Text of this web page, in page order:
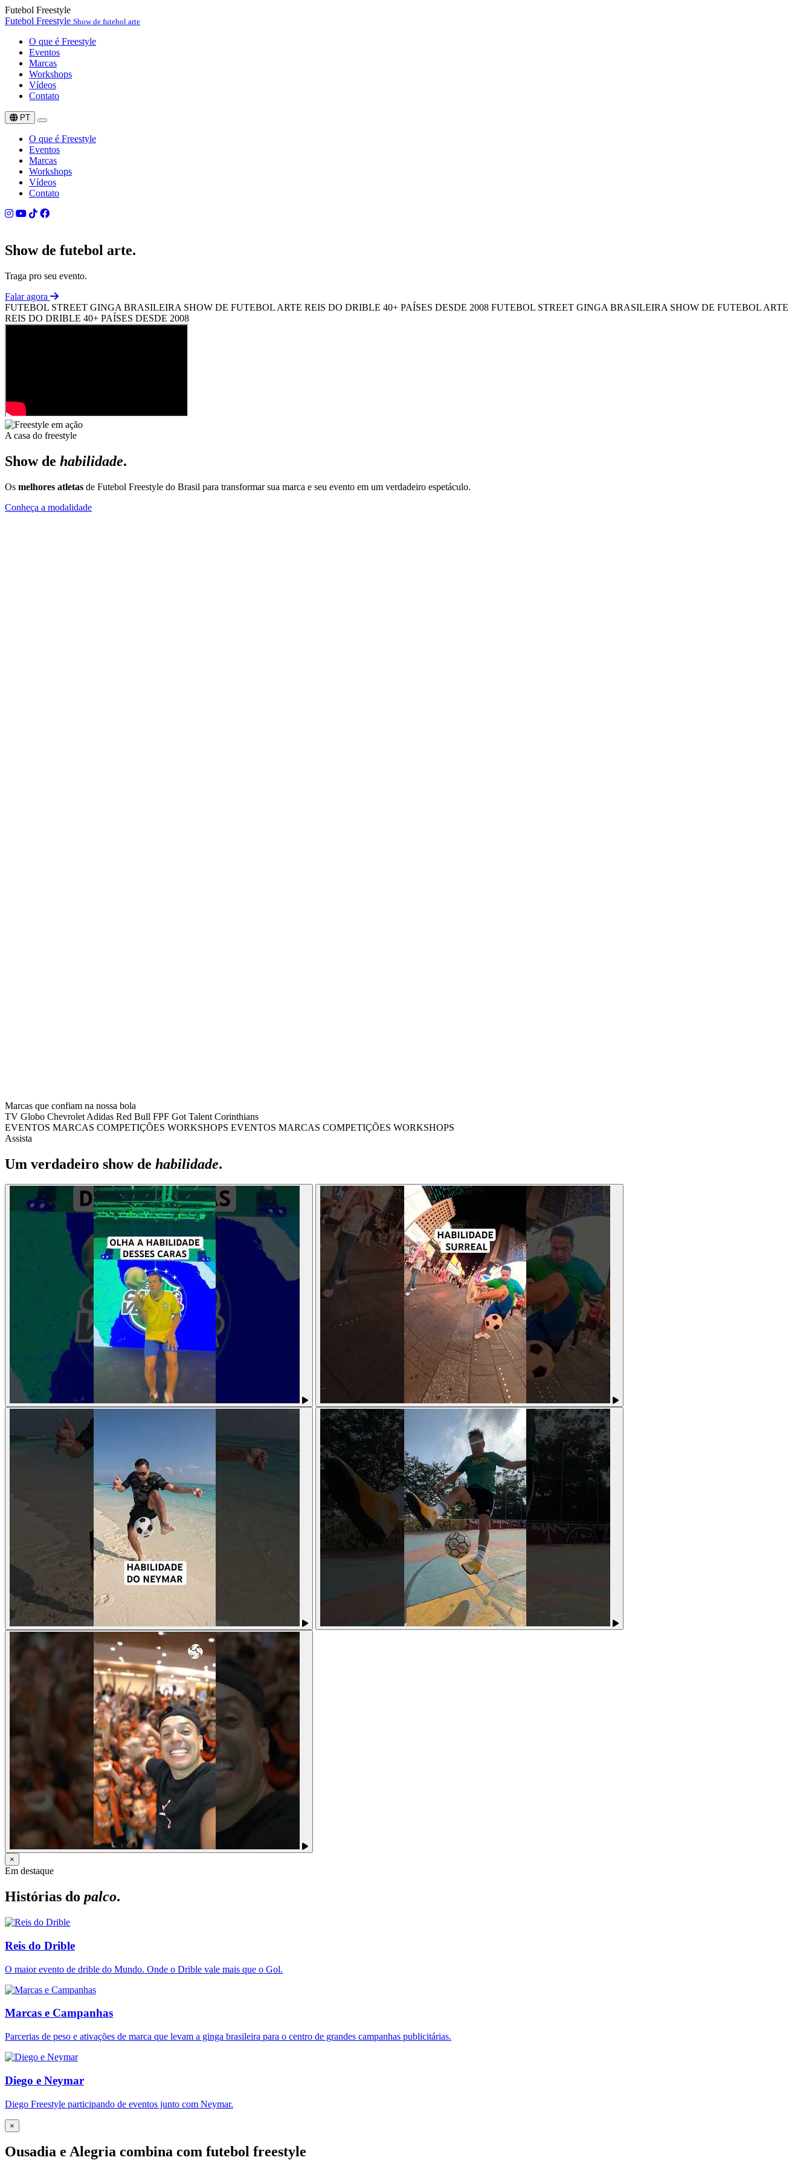
Futebol Freestyle
Futebol Freestyle Show de futebol arte
O que é Freestyle
Eventos
Marcas
Workshops
Vídeos
Contato
PT
O que é Freestyle
Eventos
Marcas
Workshops
Vídeos
Contato
Show de futebol arte.
Traga pro seu evento.
Falar agora
FUTEBOL STREET GINGA BRASILEIRA SHOW DE FUTEBOL ARTE REIS DO DRIBLE 40+ PAÍSES DESDE 2008 FUTEBOL STREET GINGA BRASILEIRA SHOW DE FUTEBOL ARTE
REIS DO DRIBLE 40+ PAÍSES DESDE 2008
A casa do freestyle
Show de habilidade.
Os melhores atletas de Futebol Freestyle do Brasil para transformar sua marca e seu evento em um verdadeiro espetáculo.
Conheça a modalidade
Marcas que confiam na nossa bola
TV Globo Chevrolet Adidas Red Bull FPF Got Talent Corinthians
EVENTOS MARCAS COMPETIÇÕES WORKSHOPS EVENTOS MARCAS COMPETIÇÕES WORKSHOPS
Assista
Um verdadeiro show de habilidade.
×
Em destaque
Histórias do palco.
Reis do Drible
O maior evento de drible do Mundo. Onde o Drible vale mais que o Gol.
Marcas e Campanhas
Parcerias de peso e ativações de marca que levam a ginga brasileira para o centro de grandes campanhas publicitárias.
Diego e Neymar
Diego Freestyle participando de eventos junto com Neymar.
×
Ousadia e Alegria combina com futebol freestyle